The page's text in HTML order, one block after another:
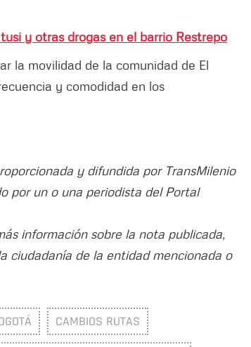
y otras drogas en el barrio Restrepo
la movilidad de la comunidad de El
y comodidad en los
y difundida por TransMilenio
por un o una periodista del Portal
información sobre la nota publicada,
ciudadanía de la entidad mencionada o
CAMBIOS RUTAS